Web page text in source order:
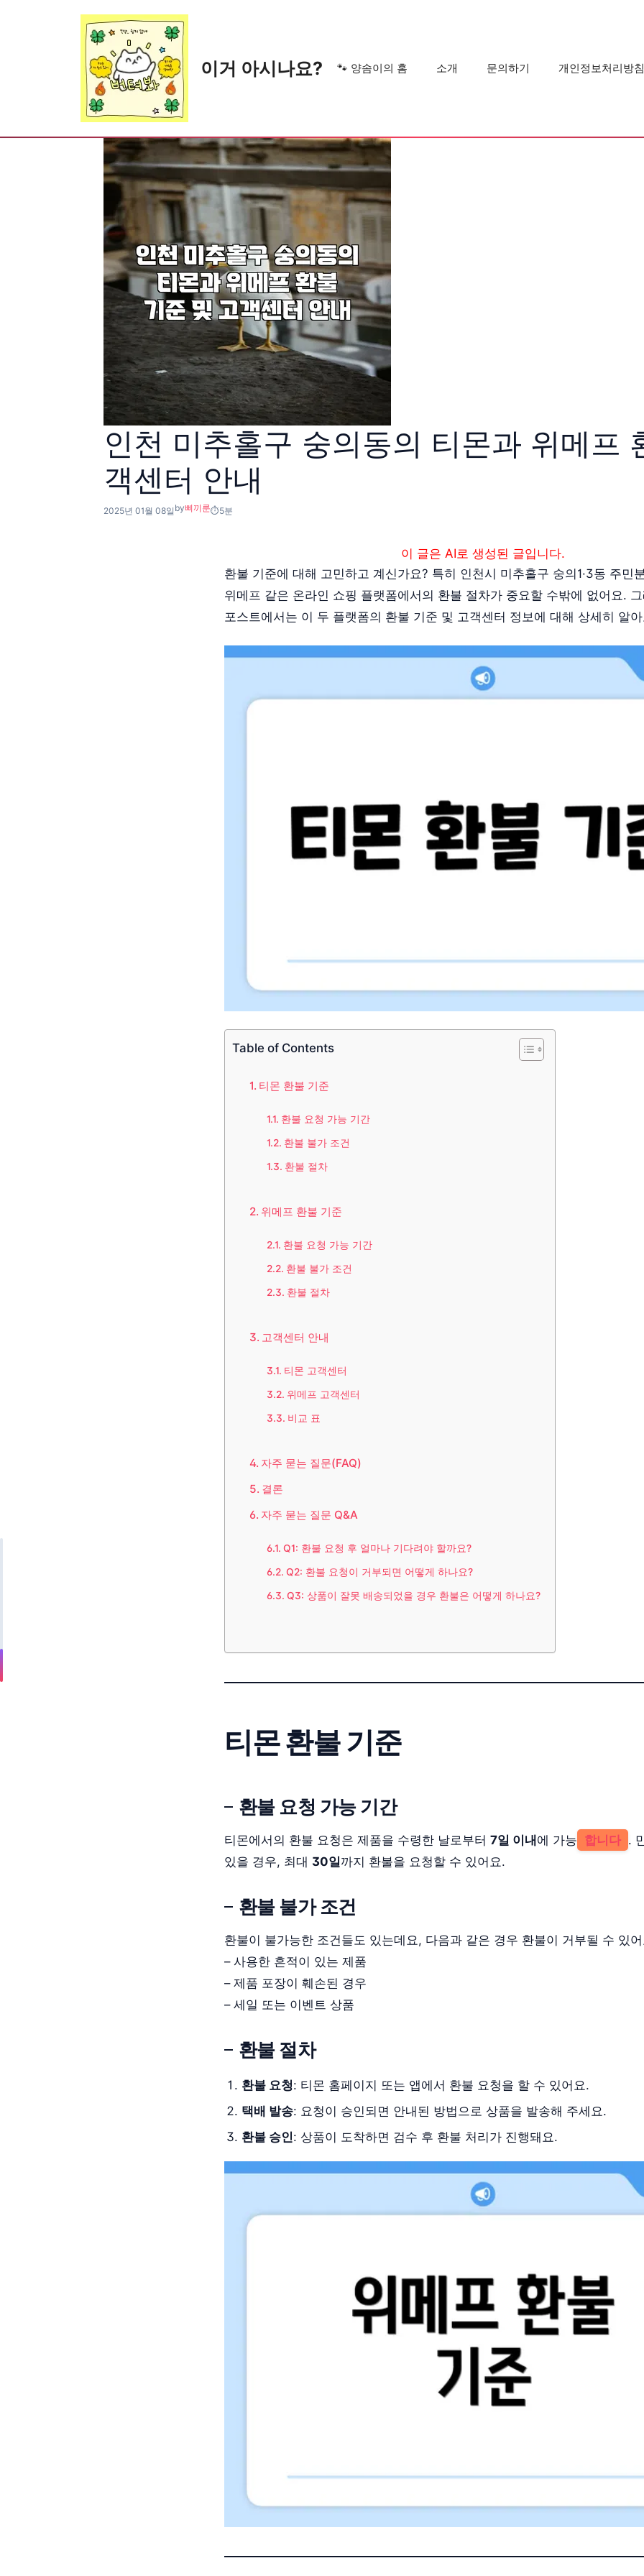
이거 아시나요? 🐾 양솜이의 홈 소개 문의하기 개인정보처리방침
인천 미추홀구 숭의동의 티몬과 위메프
객센터 안내
2025년 01월 08일 by삐끼룬 5분
이 글은 AI로 생성된 글입니다.
환불 기준에 대해 고민하고 계신가요? 특히 인천시 미추홀구 숭의1·3동 주민
위메프 같은 온라인 쇼핑 플랫폼에서의 환불 절차가 중요할 수밖에 없어요.
포스트에서는 이 두 플랫폼의 환불 기준 및 고객센터 정보에 대해 상세히 알
Table of Contents
티몬 환불 기준
환불 요청 가능 기간
환불 불가 조건
환불 절차
위메프 환불 기준
환불 요청 가능 기간
환불 불가 조건
환불 절차
고객센터 안내
티몬 고객센터
위메프 고객센터
비교 표
자주 묻는 질문(FAQ)
결론
자주 묻는 질문 Q&A
Q1: 환불 요청 후 얼마나 기다려야 할까요?
Q2: 환불 요청이 거부되면 어떻게 하나요?
Q3: 상품이 잘못 배송되었을 경우 환불은 어떻게 하나요?
티몬 환불 기준
환불 요청 가능 기간
티몬에서의 환불 요청은 제품을 수령한 날로부터 7일 이내 에 가능 합니다 .
있을 경우, 최대 30일까지 환불을 요청할 수 있어요.
환불 불가 조건
환불이 불가능한 조건들도 있는데요, 다음과 같은 경우 환불이 거부될 수 있
– 사용한 흔적이 있는 제품
– 제품 포장이 훼손된 경우
– 세일 또는 이벤트 상품
환불 절차
환불 요청: 티몬 홈페이지 또는 앱에서 환불 요청을 할 수 있어요.
택배 발송: 요청이 승인되면 안내된 방법으로 상품을 발송해 주세요.
환불 승인: 상품이 도착하면 검수 후 환불 처리가 진행돼요.